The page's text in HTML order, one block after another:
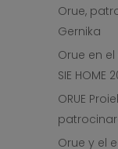
Orue,
Gernika
Orue en
SIE HOME
ORUE
Orue y el